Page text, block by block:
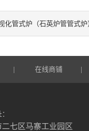
化管式炉（石英炉管管式炉
在线商铺
二七区马寨工业园区